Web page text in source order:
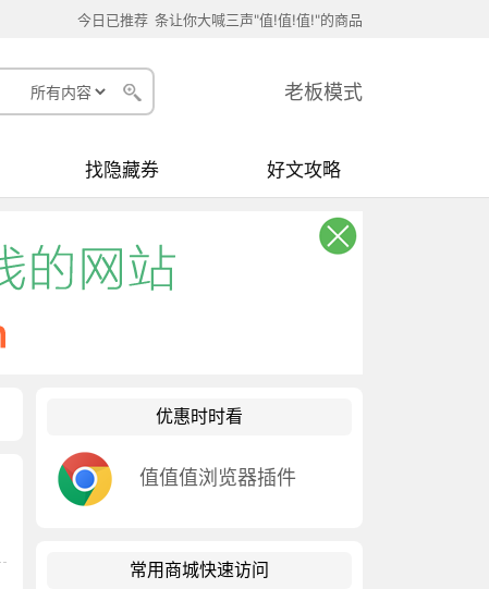
今日已推荐 条让你大喊三声"值!值!值!"的商品
老板模式
找隐藏券 好文攻略
优惠时时看
值值值浏览器插件
常用商城快速访问